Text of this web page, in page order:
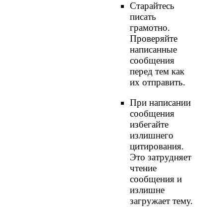
Старайтесь
писать
грамотно.
Проверяйте
написанные
сообщения
перед тем как
их отправить.
При написании
сообщения
избегайте
излишнего
цитирования.
Это затрудняет
чтение
сообщения и
излишне
загружает тему.